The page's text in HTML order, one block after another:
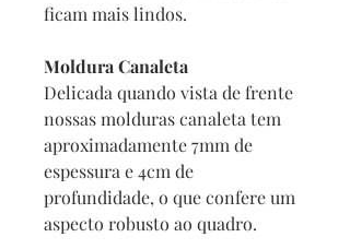
ficam mais lindos.
Moldura Canaleta
Delicada quando vista de frente
nossas molduras canaleta tem
aproximadamente 7mm de
espessura e 4cm de
profundidade, o que confere um
aspecto robusto ao quadro.